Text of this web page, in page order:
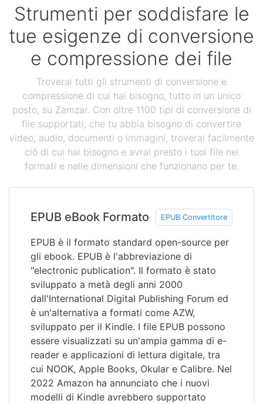
Strumenti per soddisfare le
tue esigenze di conversione
e compressione dei file
Troverai tutti gli strumenti di conversione e
compressione di cui hai bisogno, tutto in un unico
posto, su Zamzar. Con oltre 1100 tipi di conversione di
file supportati, che tu abbia bisogno di convertire
video, audio, documenti o immagini, troverai facilmente
ciò di cui hai bisogno e avrai presto i tuoi file nei
formati e nelle dimensioni che funzionano per te.
EPUB eBook Formato EPUB Convertitore
EPUB è il formato standard open-source per
gli ebook. EPUB è l'abbreviazione di
"electronic publication". Il formato è stato
sviluppato a metà degli anni 2000
dall'International Digital Publishing Forum ed
è un'alternativa a formati come AZW,
sviluppato per il Kindle. I file EPUB possono
essere visualizzati su un'ampia gamma di e-
reader e applicazioni di lettura digitale, tra
cui NOOK, Apple Books, Okular e Calibre. Nel
2022 Amazon ha annunciato che i nuovi
modelli di Kindle avrebbero supportato